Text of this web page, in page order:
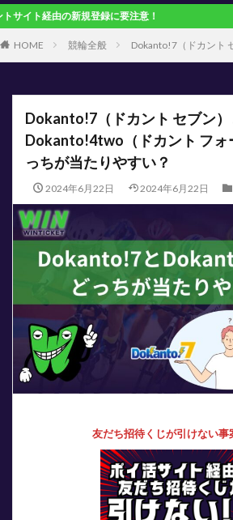
録に要注意！
HOME 競輪全般 Dokanto!7（ドカント
Dokanto!7（ドカント セブン）
Dokanto!4two（ドカント フォ
っちが当たりやすい？
2024年6月22日 2024年6月22日
友だち招待くじが引けない